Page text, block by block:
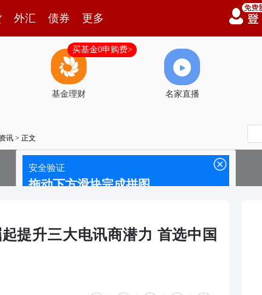
外汇 债券 更多
基金理财
买基金0申购费>
名家直播
讯 > 正文
提升三大电讯商潜力 首选中国